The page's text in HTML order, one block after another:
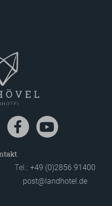
Tel.:+49 (0)2856 91400
post@landhotel.de